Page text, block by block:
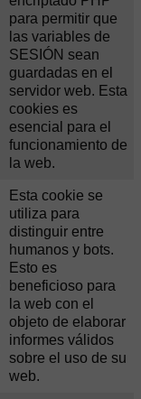
para permitir que
las variables de
SESIÓN sean
guardadas en el
servidor web. Esta
cookies es
esencial para el
funcionamiento de
la web.
Esta cookie se
utiliza para
distinguir entre
humanos y bots.
Esto es
beneficioso para
la web con el
objeto de elaborar
informes válidos
sobre el uso de su
web.